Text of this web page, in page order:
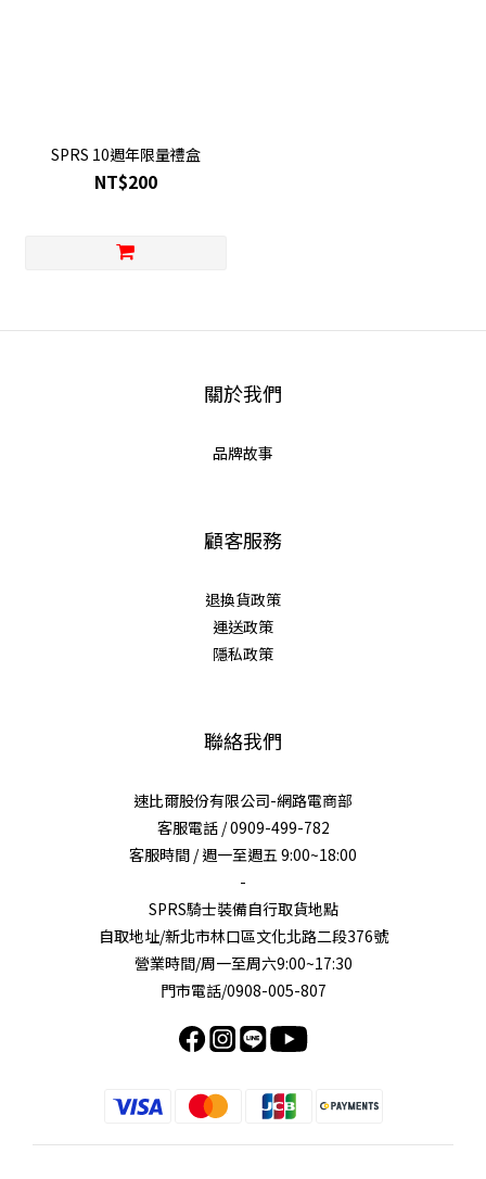
SPRS 10週年限量禮盒
NT$200
關於我們
品牌故事
顧客服務
退換貨政策
運送政策
隱私政策
聯絡我們
速比爾股份有限公司-網路電商部
客服電話 / 0909-499-782
客服時間 / 週一至週五 9:00~18:00
-
SPRS騎士裝備自行取貨地點
自取地址/新北市林口區文化北路二段376號
營業時間/周一至周六9:00~17:30
門市電話/0908-005-807